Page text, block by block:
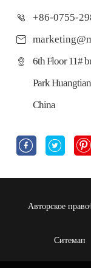
+86-0755-
6th Floor 11#
Park
China
  
Авторское
Ситемап